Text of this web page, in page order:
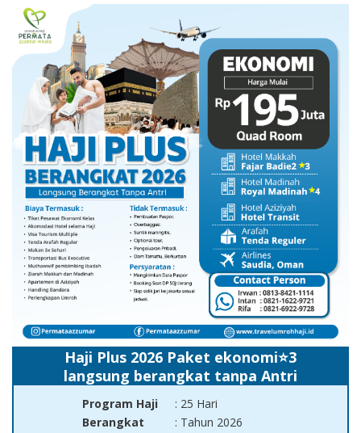
Haji Plus 2026 Paket ekonomi⭐3
langsung berangkat tanpa Antri
Program Haji
: 25 Hari
Berangkat
: Tahun 2026